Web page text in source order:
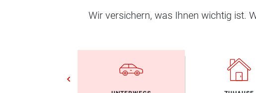
Wir versichern, was Ihnen wichtig ist.